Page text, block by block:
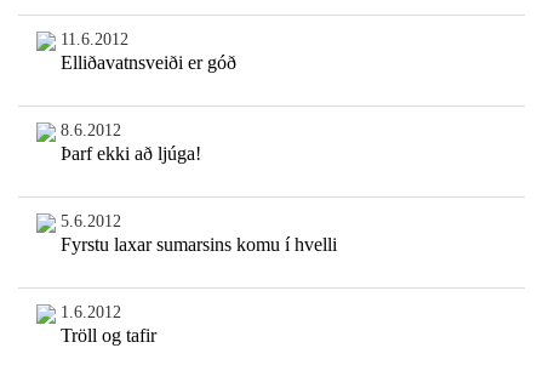
11.6.2012
Elliðavatnsveiði er góð
8.6.2012
Þarf ekki að ljúga!
5.6.2012
Fyrstu laxar sumarsins komu í hvelli
1.6.2012
Tröll og tafir